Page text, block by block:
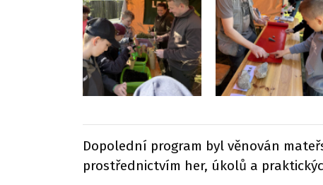
Dopolední program byl věnován
prostřednictvím her, úkolů a